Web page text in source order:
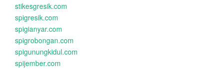
stikesgresik.com
spigresik.com
spigianyar.com
spigrobongan.com
spigunungkidul.com
spijember.com